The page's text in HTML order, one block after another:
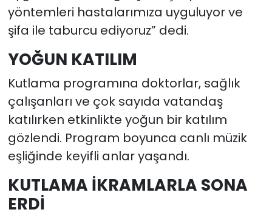
yöntemleri hastalarımıza uyguluyor ve
şifa ile taburcu ediyoruz” dedi.
YOĞUN KATILIM
Kutlama programına doktorlar, sağlık
çalışanları ve çok sayıda vatandaş
katılırken etkinlikte yoğun bir katılım
gözlendi. Program boyunca canlı müzik
eşliğinde keyifli anlar yaşandı.
KUTLAMA İKRAMLARLA SONA
ERDİ